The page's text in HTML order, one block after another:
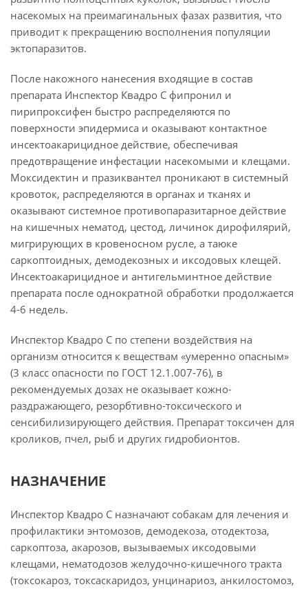
насекомых на преимагинальных фазах развития, что
приводит к прекращению восполнения популяции
эктопаразитов.
После накожного нанесения входящие в состав
препарата Инспектор Квадро С фипронил и
пирипроксифен быстро распределяются по
поверхности эпидермиса и оказывают контактное
инсектоакарицидное действие, обеспечивая
предотвращение инфестации насекомыми и клещами.
Моксидектин и празиквантел проникают в системный
кровоток, распределяются в органах и тканях и
оказывают системное противопаразитарное действие
на кишечных нематод, цестод, личинок дирофилярий,
мигрирующих в кровеносном русле, а таюке
саркоптоидных, демодекозных и иксодовых клещей.
Инсектоакарицидное и антигельминтное действие
препарата после однократной обработки продолжается
4-6 недель.
Инспектор Квадро С по степени воздействия на
организм относится к веществам «умеренно опасным»
(3 класс опасности по ГОСТ 12.1.007-76), в
рекомендуемых дозах не оказывает кожно-
раздражающего, резорбтивно-токсического и
сенсибилизирующего действия. Препарат токсичен для
кроликов, пчел, рыб и других гидробионтов.
НАЗНАЧЕНИЕ
Инспектор Квадро С назначают собакам для лечения и
профилактики энтомозов, демодекоза, отодектоза,
саркоптоза, акарозов, вызываемых иксодовыми
клещами, нематодозов желудочно-кишечного тракта
(токсокароз, токсаскаридоз, унцинариоз, анкилостомоз,